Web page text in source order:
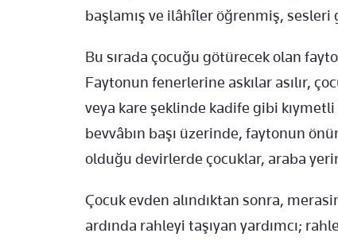
başlamış ve ilâhîler öğrenmiş, sesleri
Bu sırada çocuğu götürecek olan
Faytonun fenerlerine askılar asılır,
veya kare şeklinde kadife gibi
bevvâbın başı üzerinde, faytonun
olduğu devirlerde çocuklar, araba
Çocuk evden alındıktan sonra,
ardında rahleyi taşıyan yardımcı;